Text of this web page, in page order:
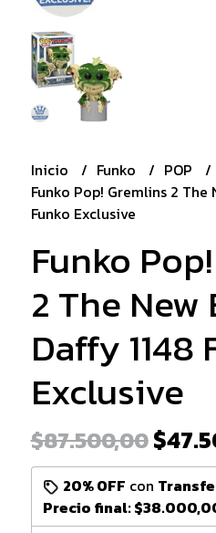
Inicio Funko POP
Funko Pop! Gremlins 2 The
Funko Exclusive
Funko
2 The New
Daffy 1148
Exclusive
$87.500,00
20% OFF con
Precio final: